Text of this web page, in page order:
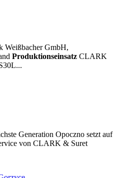
Weißbacher GmbH,
Produktionseinsatz CLARK
Generation Opoczno setzt auf
von CLARK & Suret